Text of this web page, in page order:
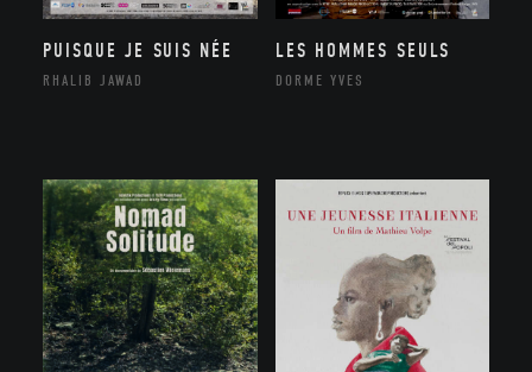
PUISQUE JE SUIS NÉE
RHALIB JAWAD
LES HOMMES SEULS
DORME YVES